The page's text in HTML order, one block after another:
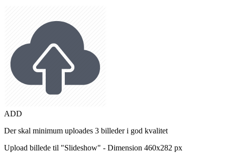
ADD
Der skal minimum uploades 3 billeder i god kvalitet
Upload billede til "Slideshow" - Dimension 460x282 px